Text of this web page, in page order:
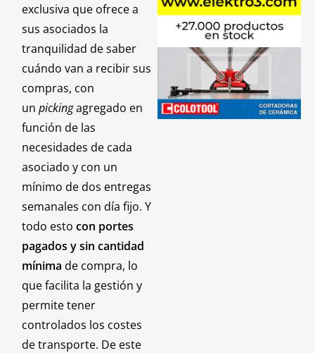
exclusiva que ofrece a
sus asociados la
tranquilidad de saber
cuándo van a recibir sus
compras, con
un pickingagregado en
función de las
necesidades de cada
asociado y con un
mínimo de dos entregas
semanales con día fijo. Y
todo esto con portes
pagados y sin cantidad
mínima de compra, lo
que facilita la gestión y
permite tener
controlados los costes
de transporte. De este